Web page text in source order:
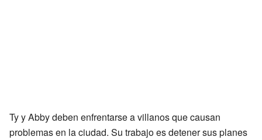
Ty y Abby deben enfrentarse a villanos que causan
problemas en la ciudad. Su trabajo es detener sus planes